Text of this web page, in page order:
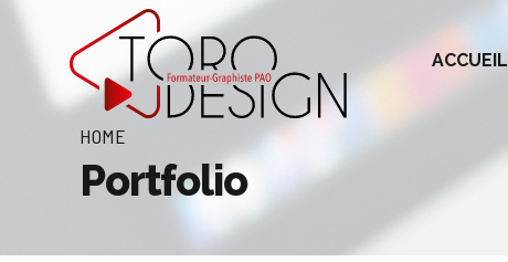
ACCUEIL
HOME
Portfolio